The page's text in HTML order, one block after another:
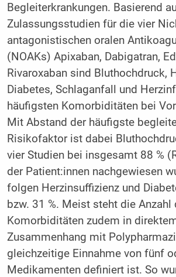
Begleiterkrankungen. Basierend
Zulassungsstudien für die vier
antagonistischen oralen
(NOAKs) Apixaban, Dabigatran,
Rivaroxaban sind Bluthochdruck,
Diabetes, Schlaganfall und
häufigsten Komorbiditäten bei
Mit Abstand der häufigste
Risikofaktor ist dabei
vier Studien bei insgesamt 88 %
der Patient:innen nachgewiesen
folgen Herzinsuffizienz und
bzw. 31 %. Meist steht die Anzahl
Komorbiditäten zudem in
Zusammenhang mit
gleichzeitige Einnahme von fünf
Medikamenten definiert ist. So